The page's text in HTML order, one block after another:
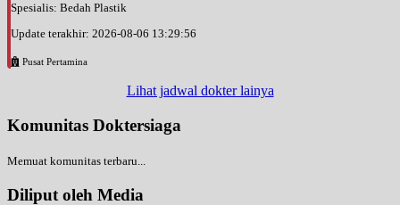
Spesialis: Bedah Plastik
Update terakhir: 2026-08-06 13:29:56
Pusat Pertamina
Lihat jadwal dokter lainya
Komunitas Doktersiaga
Memuat komunitas terbaru...
Diliput oleh Media